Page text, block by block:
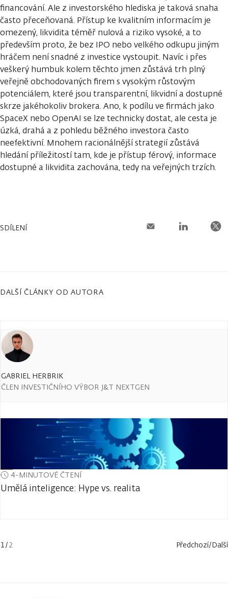
financování. Ale z investorského hlediska je taková snaha
často přeceňovaná. Přístup ke kvalitním informacím je
omezený, likvidita téměř nulová a riziko vysoké, a to
především proto, že bez IPO nebo velkého odkupu jiným
hráčem není snadné z investice vystoupit. Navíc i přes
veškerý humbuk kolem těchto jmen zůstává trh plný
veřejně obchodovaných firem s vysokým růstovým
potenciálem, které jsou transparentní, likvidní a dostupné
skrze jakéhokoliv brokera. Ano, k podílu ve firmách jako
SpaceX nebo OpenAI se lze technicky dostat, ale cesta je
úzká, drahá a z pohledu běžného investora často
neefektivní. Mnohem racionálnější strategií zůstává
hledání příležitostí tam, kde je přístup férový, informace
dostupné a likvidita zachována, tedy na veřejných trzích.
SDÍLENÍ
DALŠÍ ČLÁNKY OD AUTORA
GABRIEL HERBRIK
ČLEN INVESTIČNÍHO VÝBOR J&T NEXTGEN
4-MINUTOVÉ ČTENÍ
Umělá inteligence: Hype vs. realita
1/2 Předchozí/Další